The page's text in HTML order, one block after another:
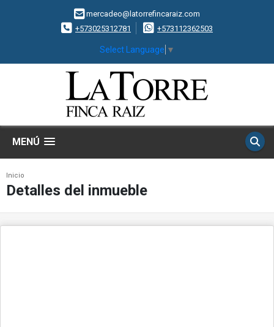
mercadeo@latorrefincaraiz.com
+573025312781
+573112362503
Select Language ▼
MENÚ
Inicio
Detalles del inmueble